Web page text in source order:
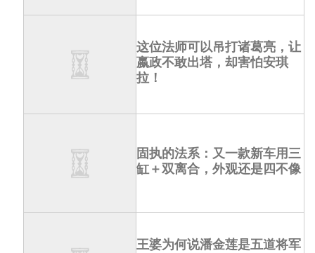
这位法师可以吊打诸葛亮，让
嬴政不敢出塔，却害怕安琪
拉！
固执的法系：又一款新车用三
缸＋双离合，外观还是四不像
王婆为何说潘金莲是五道将军